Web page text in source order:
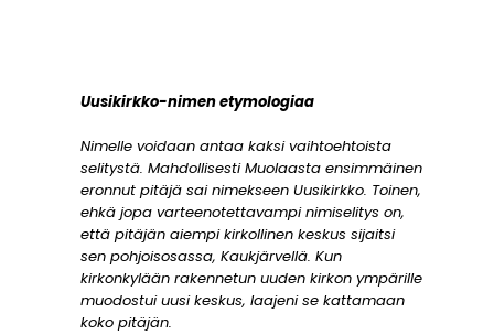
Uusikirkko-nimen etymologiaa
Nimelle voidaan antaa kaksi vaihtoehtoista
selitystä. Mahdollisesti Muolaasta ensimmäinen
eronnut pitäjä sai nimekseen Uusikirkko. Toinen,
ehkä jopa varteenotettavampi nimiselitys on,
että pitäjän aiempi kirkollinen keskus sijaitsi
sen pohjoisosassa, Kaukjärvellä. Kun
kirkonkylään rakennetun uuden kirkon ympärille
muodostui uusi keskus, laajeni se kattamaan
koko pitäjän.